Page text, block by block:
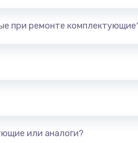
при ремонте
или аналоги?